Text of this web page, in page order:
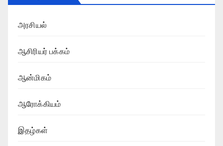
அரசியல்
ஆசிரியர் பக்கம்
ஆன்மிகம்
ஆரோக்கியம்
இதழ்கள்